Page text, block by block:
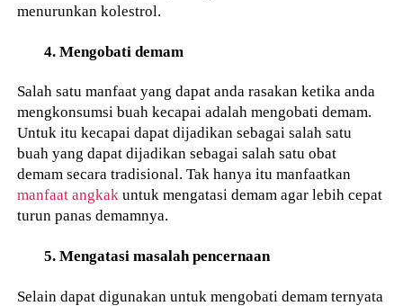
menurunkan kolestrol.
4. Mengobati demam
Salah satu manfaat yang dapat anda rasakan ketika anda
mengkonsumsi buah kecapai adalah mengobati demam.
Untuk itu kecapai dapat dijadikan sebagai salah satu
buah yang dapat dijadikan sebagai salah satu obat
demam secara tradisional. Tak hanya itu manfaatkan
manfaat angkak untuk mengatasi demam agar lebih cepat
turun panas demamnya.
5. Mengatasi masalah pencernaan
Selain dapat digunakan untuk mengobati demam ternyata